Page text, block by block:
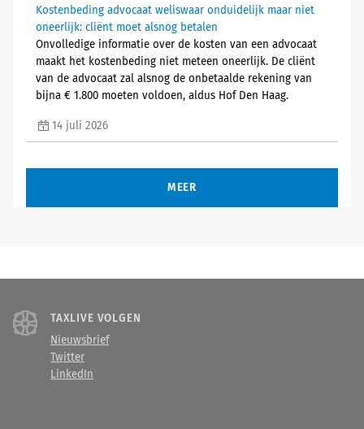
Kostenbeding advocaat weliswaar onduidelijk maar niet
oneerlijk: cliënt moet alsnog betalen
Onvolledige informatie over de kosten van een advocaat
maakt het kostenbeding niet meteen oneerlijk. De cliënt
van de advocaat zal alsnog de onbetaalde rekening van
bijna € 1.800 moeten voldoen, aldus Hof Den Haag.
14 juli 2026
MEER
TAXLIVE VOLGEN
Nieuwsbrief
Twitter
LinkedIn